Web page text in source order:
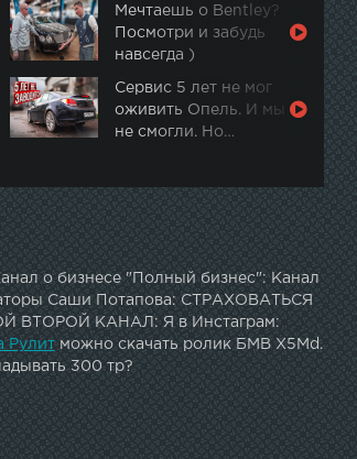
Мечтаешь о Bentley?
Посмотри и забудь
навсегда )
Сервис 5 лет не мог
оживить Опель. И мы
не смогли. Но…
о бизнесе "Полный бизнес": Канал
Саши Потапова: СТРАХОВАТЬСЯ
ВТОРОЙ КАНАЛ: Я в Инстаграм:
Рулитможно скачать ролик БМВ Х5Md.
300 тр?